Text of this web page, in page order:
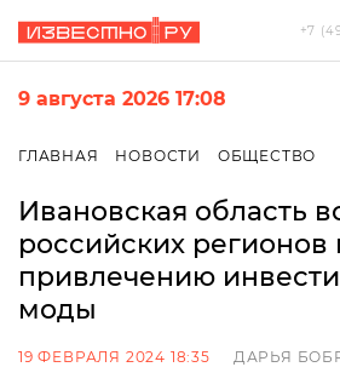
+7
9 августа 2026 17:08
ГЛАВНАЯ НОВОСТИ ОБЩЕСТВО
Ивановская область
российских регионов
привлечению
моды
19 ФЕВРАЛЯ 2024 18:35 ДАРЬЯ